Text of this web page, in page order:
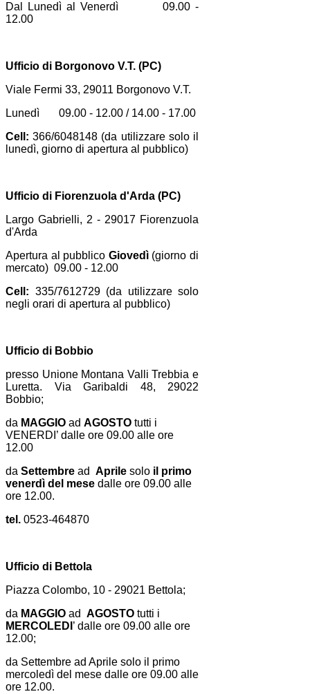
Dal Lunedì al Venerdì 09.00 -
12.00
Ufficio di Borgonovo V.T. (PC)
Viale Fermi 33, 29011 Borgonovo V.T.
Lunedì 09.00 - 12.00 / 14.00 - 17.00
Cell: 366/6048148 (da utilizzare solo il
lunedì, giorno di apertura al pubblico)
Ufficio di Fiorenzuola d'Arda (PC)
Largo Gabrielli, 2 - 29017 Fiorenzuola
d'Arda
Apertura al pubblico Giovedì(giorno di
mercato) 09.00 - 12.00
Cell: 335/7612729 (da utilizzare solo
negli orari di apertura al pubblico)
Ufficio di Bobbio
presso Unione Montana Valli Trebbia e
Luretta. Via Garibaldi 48, 29022
Bobbio;
da MAGGIO ad AGOSTO tutti i
VENERDI’ dalle ore 09.00 alle ore
12.00
da Settembre ad Aprile solo il primo
venerdì del mese dalle ore 09.00 alle
ore 12.00.
tel. 0523-464870
Ufficio di Bettola
Piazza Colombo, 10 - 29021 Bettola;
da MAGGIO ad AGOSTO tutti i
MERCOLEDI ’ dalle ore 09.00 alle ore
12.00;
da Settembre ad Aprile solo il primo
mercoledì del mese dalle ore 09.00 alle
ore 12.00.